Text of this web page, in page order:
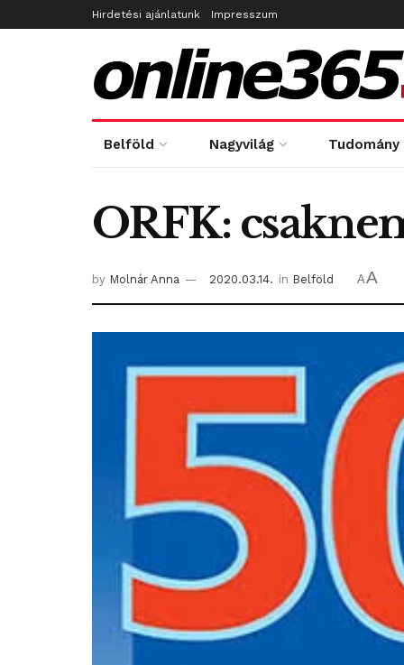
Hirdetési ajánlatunk Impresszum
Belföld Nagyvilág Tudomány
ORFK:
by Molnár Anna 2020.03.14. in Belföld AA